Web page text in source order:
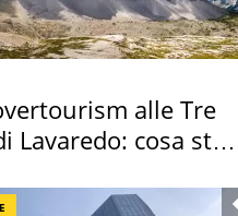
alle Tre
Lavaredo: cosa sta